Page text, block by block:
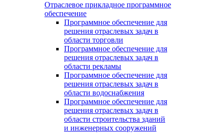
Отраслевое прикладное программное
обеспечение
Программное обеспечение для
решения отраслевых задач в
области торговли
Программное обеспечение для
решения отраслевых задач в
области рекламы
Программное обеспечение для
решения отраслевых задач в
области водоснабжения
Программное обеспечение для
решения отраслевых задач в
области строительства зданий
и инженерных сооружений